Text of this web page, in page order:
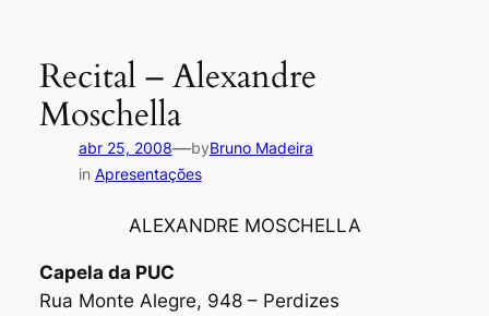
Recital – Alexandre
Moschella
abr 25, 2008—byBruno Madeira
in Apresentações
ALEXANDRE MOSCHELLA
Capela da PUC
Rua Monte Alegre, 948 – Perdizes